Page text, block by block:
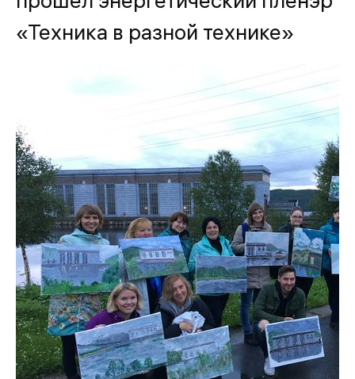
«Техника в разной технике»